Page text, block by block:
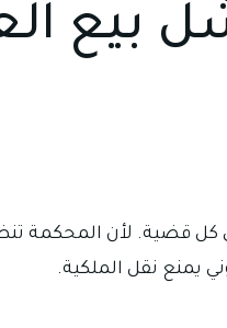
بيع
كل قضية. لأن المحكمة
يمنع نقل الملكية.